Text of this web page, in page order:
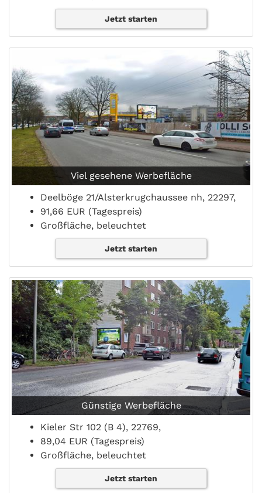
Jetzt starten
Viel gesehene Werbefläche
Deelböge 21/Alsterkrugchaussee nh, 22297,
91,66 EUR (Tagespreis)
Großfläche, beleuchtet
Jetzt starten
Günstige Werbefläche
Kieler Str 102 (B 4), 22769,
89,04 EUR (Tagespreis)
Großfläche, beleuchtet
Jetzt starten